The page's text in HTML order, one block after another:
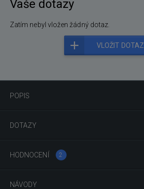
POPIS
DOTAZY
HODNOCENÍ 2
NÁVODY
Vaše dotazy
Zatím nebyl vložen žádný dotaz.
VLOŽIT DOTAZ